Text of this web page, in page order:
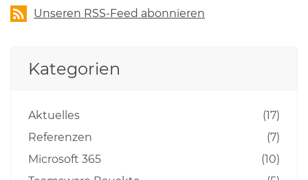
Unseren RSS-Feed abonnieren
Kategorien
Aktuelles
(17)
Referenzen
(7)
Microsoft 365
(10)